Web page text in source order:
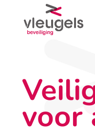
voor